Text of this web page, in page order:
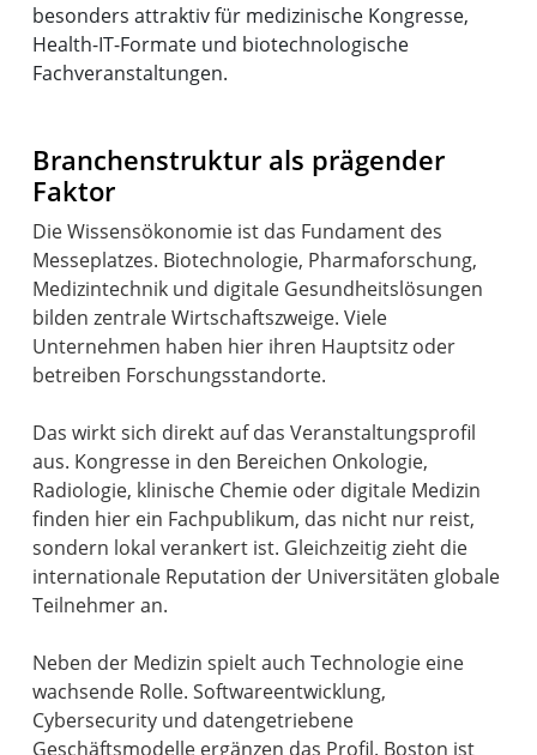
besonders attraktiv für medizinische Kongresse,
Health-IT-Formate und biotechnologische
Fachveranstaltungen.
Branchenstruktur als prägender
Faktor
Die Wissensökonomie ist das Fundament des
Messeplatzes. Biotechnologie, Pharmaforschung,
Medizintechnik und digitale Gesundheitslösungen
bilden zentrale Wirtschaftszweige. Viele
Unternehmen haben hier ihren Hauptsitz oder
betreiben Forschungsstandorte.
Das wirkt sich direkt auf das Veranstaltungsprofil
aus. Kongresse in den Bereichen Onkologie,
Radiologie, klinische Chemie oder digitale Medizin
finden hier ein Fachpublikum, das nicht nur reist,
sondern lokal verankert ist. Gleichzeitig zieht die
internationale Reputation der Universitäten globale
Teilnehmer an.
Neben der Medizin spielt auch Technologie eine
wachsende Rolle. Softwareentwicklung,
Cybersecurity und datengetriebene
Geschäftsmodelle ergänzen das Profil. Boston ist